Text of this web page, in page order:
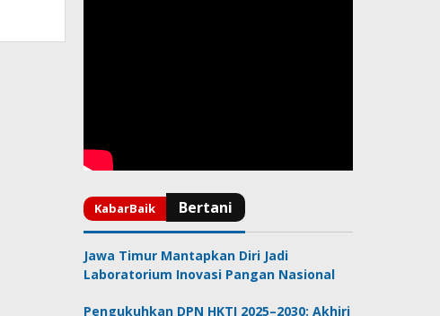
Jawa Timur Mantapkan Diri Jadi
Laboratorium Inovasi Pangan Nasional
Pengukuhkan DPN HKTI 2025–2030: Akhiri